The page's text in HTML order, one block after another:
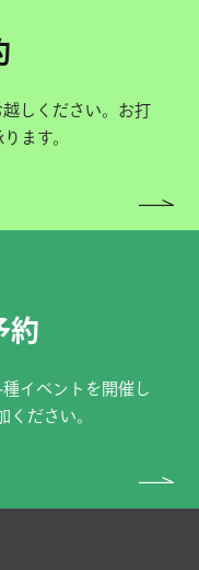
しください。お打
ます。
約
イベントを開催し
ください。